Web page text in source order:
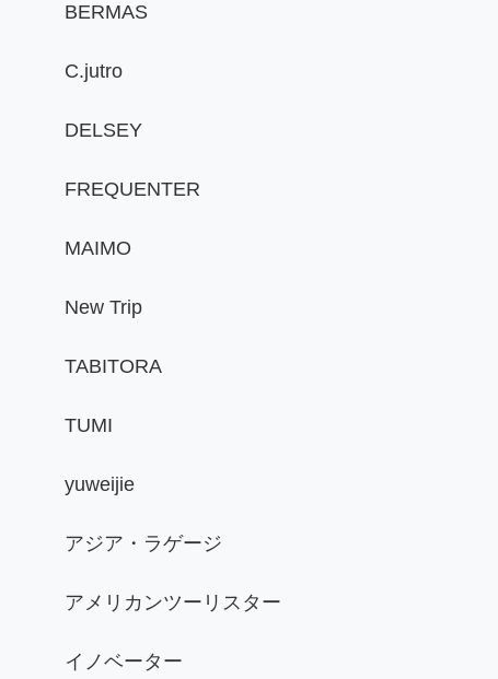
BERMAS
C.jutro
DELSEY
FREQUENTER
MAIMO
New Trip
TABITORA
TUMI
yuweijie
アジア・ラゲージ
アメリカンツーリスター
イノベーター